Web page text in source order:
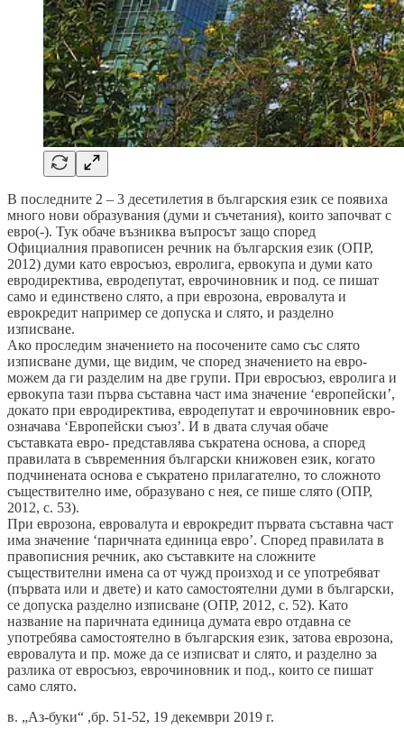
В последните 2 – 3 десетилетия в българския език се появиха
много нови образувания (думи и съчетания), които започват с
евро(-). Тук обаче възниква въпросът защо според
Официалния правописен речник на българския език (ОПР,
2012) думи като евросъюз, евролига, ервокупа и думи като
евродиректива, евродепутат, еврочиновник и под. се пишат
само и единствено слято, а при еврозона, евровалута и
еврокредит например се допуска и слято, и разделно
изписване.
Ако проследим значението на посочените само със слято
изписване думи, ще видим, че според значението на евро-
можем да ги разделим на две групи. При евросъюз, евролига и
ервокупа тази първа съставна част има значение ‘европейски’,
докато при евродиректива, евродепутат и еврочиновник евро-
означава ‘Европейски съюз’. И в двата случая обаче
съставката евро- представлява съкратена основа, а според
правилата в съвременния български книжовен език, когато
подчинената основа е съкратено прилагателно, то сложното
съществително име, образувано с нея, се пише слято (ОПР,
2012, с. 53).
При еврозона, евровалута и еврокредит първата съставна част
има значение ‘паричната единица евро’. Според правилата в
правописния речник, ако съставките на сложните
съществителни имена са от чужд произход и се употребяват
(първата или и двете) и като самостоятелни думи в български,
се допуска разделно изписване (ОПР, 2012, с. 52). Като
название на паричната единица думата евро отдавна се
употребява самостоятелно в българския език, затова еврозона,
евровалута и пр. може да се изписват и слято, и разделно за
разлика от евросъюз, еврочиновник и под., които се пишат
само слято.
в. „Аз-буки“ ,бр. 51-52, 19 декември 2019 г.